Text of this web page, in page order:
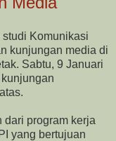
Komunikasi
kunjungan media di
Sabtu, 9 Januari
dari program kerja
yang bertujuan